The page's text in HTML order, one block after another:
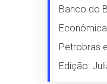
Banco do
Petrobras
Edição: